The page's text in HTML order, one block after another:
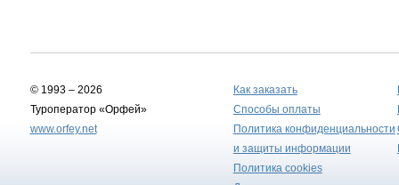
© 1993 – 2026
Туроператор «Орфей»
www.orfey.net
Как заказать
Способы оплаты
Политика конфиденциальности
и защиты информации
Политика cookies